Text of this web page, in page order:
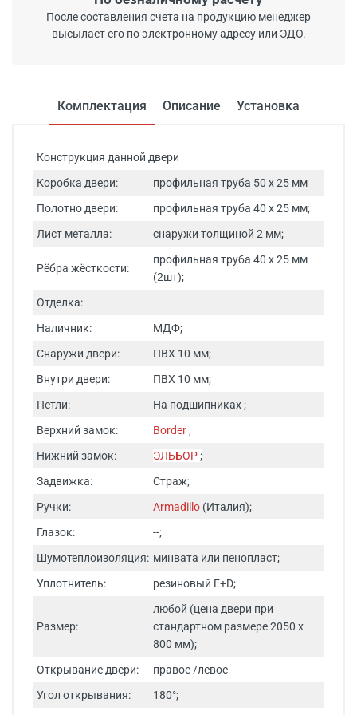
После составления счета на продукцию менеджер
высылает его по электронному адресу или ЭДО.
Комплектация Описание Установка
Конструкция данной двери
Коробка двери:
профильная труба 50 х 25 мм
Полотно двери:
профильная труба 40 х 25 мм;
Лист металла:
снаружи толщиной 2 мм;
Рёбра жёсткости:
профильная труба 40 х 25 мм
(2шт);
Отделка:
Наличник:
МДФ;
Снаружи двери:
ПВХ 10 мм;
Внутри двери:
ПВХ 10 мм;
Петли:
На подшипниках ;
Верхний замок:
Border;
Нижний замок:
ЭЛЬБОР;
Задвижка:
Страж;
Ручки:
Armadillo (Италия);
Глазок:
--;
Шумотеплоизоляция: минвата или пенопласт;
Уплотнитель:
резиновый E+D;
Размер:
любой (цена двери при
стандартном размере 2050 х
800 мм);
Открывание двери:
правое /левое
Угол открывания:
180°;